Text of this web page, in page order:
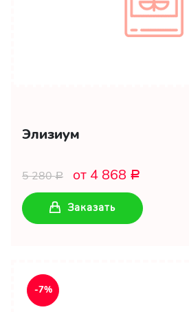
Элизиум
5 280Р от 4 868 Р
Заказать
-7%